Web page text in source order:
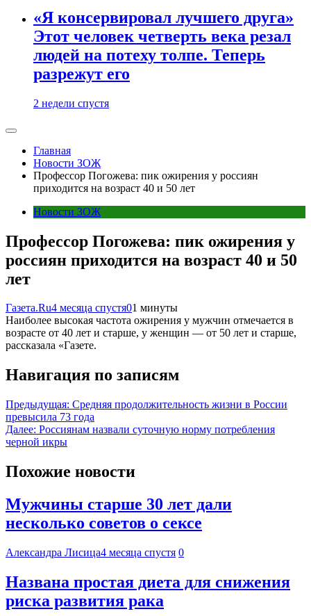
«Я консервировал лучшего друга»
Этот человек четверть века резал
людей на потеху толпе. Теперь
разрежут его
2 недели спустя
Главная
Новости ЗОЖ
Профессор Погожева: пик ожирения у россиян
приходится на возраст 40 и 50 лет
Новости ЗОЖ
Профессор Погожева: пик ожирения у
россиян приходится на возраст 40 и 50
лет
Газета.Ru4 месяца спустя01 минуты
Наиболее высокая частота ожирения у мужчин отмечается в
возрасте от 40 лет и старше, у женщин — от 50 лет и старше,
рассказала «Газете.
Навигация по записям
Предыдущая: Средняя продолжительность жизни в России
превысила 73 года
Далее: Россиянам назвали суточную норму потребления
черной икры
Похожие новости
Мужчины старше 30 лет дали
несколько советов о сексе
Александра Лисица4 месяца спустя 0
Названа простая диета для снижения
риска развития рака